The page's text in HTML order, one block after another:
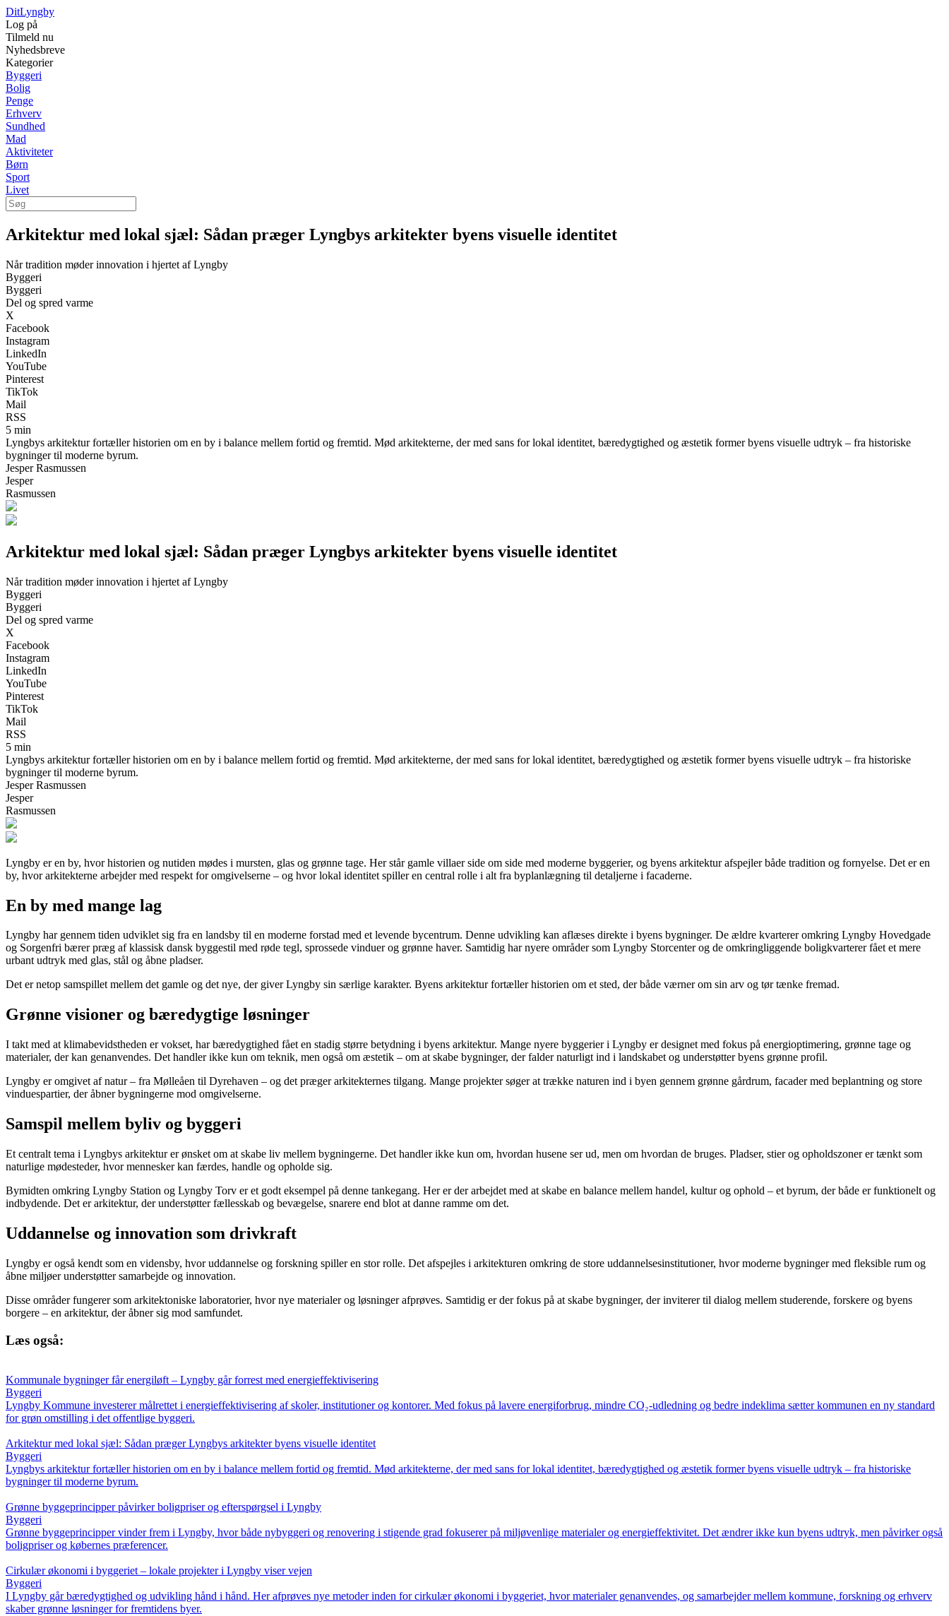
DitLyngby
Log på
Tilmeld nu
Nyhedsbreve
Kategorier
Byggeri
Bolig
Penge
Erhverv
Sundhed
Mad
Aktiviteter
Børn
Sport
Livet
Arkitektur med lokal sjæl: Sådan præger Lyngbys arkitekter byens visuelle identitet
Når tradition møder innovation i hjertet af Lyngby
Byggeri
Byggeri
Del og spred varme
X
Facebook
Instagram
LinkedIn
YouTube
Pinterest
TikTok
Mail
RSS
5 min
Lyngbys arkitektur fortæller historien om en by i balance mellem fortid og fremtid. Mød arkitekterne, der med sans for lokal identitet, bæredygtighed og æstetik former byens visuelle udtryk – fra historiske
bygninger til moderne byrum.
Jesper Rasmussen
Jesper
Rasmussen
Arkitektur med lokal sjæl: Sådan præger Lyngbys arkitekter byens visuelle identitet
Når tradition møder innovation i hjertet af Lyngby
Byggeri
Byggeri
Del og spred varme
X
Facebook
Instagram
LinkedIn
YouTube
Pinterest
TikTok
Mail
RSS
5 min
Lyngbys arkitektur fortæller historien om en by i balance mellem fortid og fremtid. Mød arkitekterne, der med sans for lokal identitet, bæredygtighed og æstetik former byens visuelle udtryk – fra historiske
bygninger til moderne byrum.
Jesper Rasmussen
Jesper
Rasmussen
Lyngby er en by, hvor historien og nutiden mødes i mursten, glas og grønne tage. Her står gamle villaer side om side med moderne byggerier, og byens arkitektur afspejler både tradition og fornyelse. Det er en
by, hvor arkitekterne arbejder med respekt for omgivelserne – og hvor lokal identitet spiller en central rolle i alt fra byplanlægning til detaljerne i facaderne.
En by med mange lag
Lyngby har gennem tiden udviklet sig fra en landsby til en moderne forstad med et levende bycentrum. Denne udvikling kan aflæses direkte i byens bygninger. De ældre kvarterer omkring Lyngby Hovedgade
og Sorgenfri bærer præg af klassisk dansk byggestil med røde tegl, sprossede vinduer og grønne haver. Samtidig har nyere områder som Lyngby Storcenter og de omkringliggende boligkvarterer fået et mere
urbant udtryk med glas, stål og åbne pladser.
Det er netop samspillet mellem det gamle og det nye, der giver Lyngby sin særlige karakter. Byens arkitektur fortæller historien om et sted, der både værner om sin arv og tør tænke fremad.
Grønne visioner og bæredygtige løsninger
I takt med at klimabevidstheden er vokset, har bæredygtighed fået en stadig større betydning i byens arkitektur. Mange nyere byggerier i Lyngby er designet med fokus på energioptimering, grønne tage og
materialer, der kan genanvendes. Det handler ikke kun om teknik, men også om æstetik – om at skabe bygninger, der falder naturligt ind i landskabet og understøtter byens grønne profil.
Lyngby er omgivet af natur – fra Mølleåen til Dyrehaven – og det præger arkitekternes tilgang. Mange projekter søger at trække naturen ind i byen gennem grønne gårdrum, facader med beplantning og store
vinduespartier, der åbner bygningerne mod omgivelserne.
Samspil mellem byliv og byggeri
Et centralt tema i Lyngbys arkitektur er ønsket om at skabe liv mellem bygningerne. Det handler ikke kun om, hvordan husene ser ud, men om hvordan de bruges. Pladser, stier og opholdszoner er tænkt som
naturlige mødesteder, hvor mennesker kan færdes, handle og opholde sig.
Bymidten omkring Lyngby Station og Lyngby Torv er et godt eksempel på denne tankegang. Her er der arbejdet med at skabe en balance mellem handel, kultur og ophold – et byrum, der både er funktionelt og
indbydende. Det er arkitektur, der understøtter fællesskab og bevægelse, snarere end blot at danne ramme om det.
Uddannelse og innovation som drivkraft
Lyngby er også kendt som en vidensby, hvor uddannelse og forskning spiller en stor rolle. Det afspejles i arkitekturen omkring de store uddannelsesinstitutioner, hvor moderne bygninger med fleksible rum og
åbne miljøer understøtter samarbejde og innovation.
Disse områder fungerer som arkitektoniske laboratorier, hvor nye materialer og løsninger afprøves. Samtidig er der fokus på at skabe bygninger, der inviterer til dialog mellem studerende, forskere og byens
borgere – en arkitektur, der åbner sig mod samfundet.
Læs også:
Kommunale bygninger får energiløft – Lyngby går forrest med energieffektivisering
Byggeri
Lyngby Kommune investerer målrettet i energieffektivisering af skoler, institutioner og kontorer. Med fokus på lavere energiforbrug, mindre CO₂-udledning og bedre indeklima sætter kommunen en ny standard
for grøn omstilling i det offentlige byggeri.
Arkitektur med lokal sjæl: Sådan præger Lyngbys arkitekter byens visuelle identitet
Byggeri
Lyngbys arkitektur fortæller historien om en by i balance mellem fortid og fremtid. Mød arkitekterne, der med sans for lokal identitet, bæredygtighed og æstetik former byens visuelle udtryk – fra historiske
bygninger til moderne byrum.
Grønne byggeprincipper påvirker boligpriser og efterspørgsel i Lyngby
Byggeri
Grønne byggeprincipper vinder frem i Lyngby, hvor både nybyggeri og renovering i stigende grad fokuserer på miljøvenlige materialer og energieffektivitet. Det ændrer ikke kun byens udtryk, men påvirker også
boligpriser og købernes præferencer.
Cirkulær økonomi i byggeriet – lokale projekter i Lyngby viser vejen
Byggeri
I Lyngby går bæredygtighed og udvikling hånd i hånd. Her afprøves nye metoder inden for cirkulær økonomi i byggeriet, hvor materialer genanvendes, og samarbejder mellem kommune, forskning og erhverv
skaber grønne løsninger for fremtidens byer.